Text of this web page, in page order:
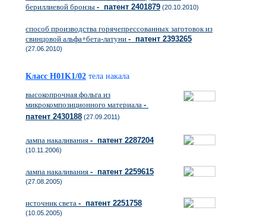
бериллиевой бронзы - патент 2401879 (20.10.2010)
способ производства горячепрессованных заготовок из
свинцовой альфа+бета-латуни - патент 2393265
(27.06.2010)
Класс H01K1/02 тела накала
высокопрочная фольга из
микрокомпозиционного материала -
патент 2430188 (27.09.2011)
лампа накаливания - патент 2287204
(10.11.2006)
лампа накаливания - патент 2259615
(27.08.2005)
источник света - патент 2251758
(10.05.2005)